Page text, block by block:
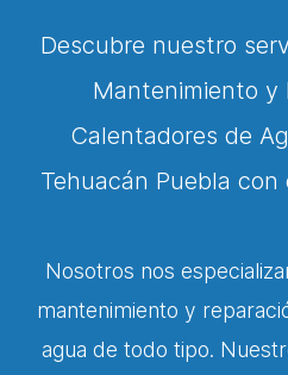
Descubre nuestro
Mantenimiento y
Calentadores de
Tehuacán Puebla con
Nosotros nos
mantenimiento y
agua de todo tipo.